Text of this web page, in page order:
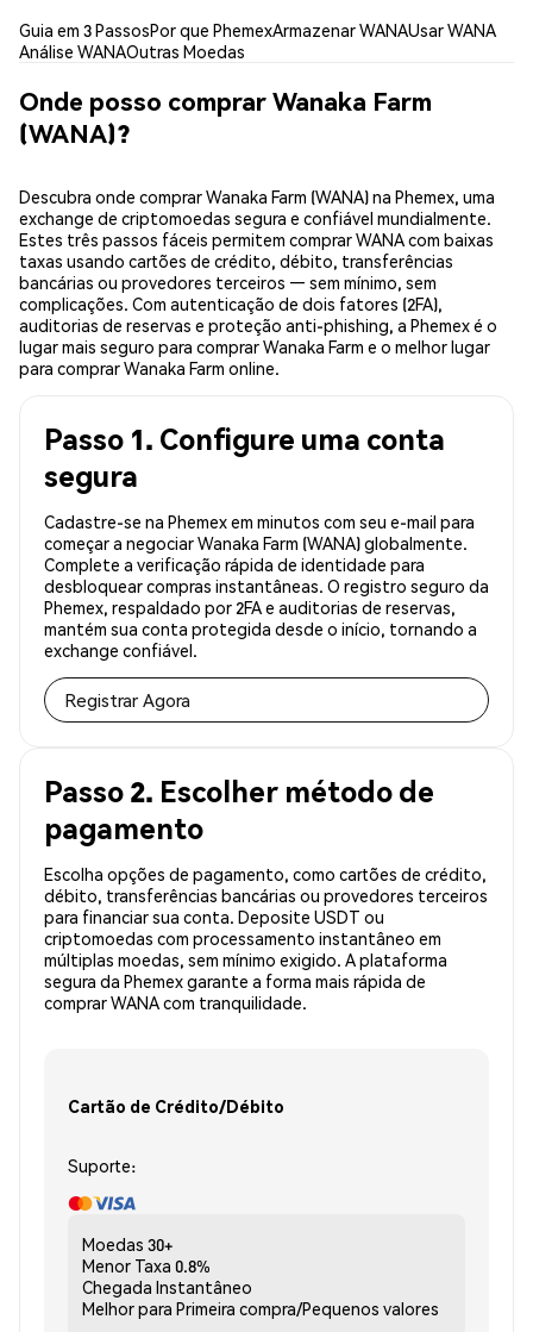
Guia em 3 PassosPor que PhemexArmazenar WANAUsar WANA
Análise WANAOutras Moedas
Onde posso comprar Wanaka Farm
(WANA)?
Descubra onde comprar Wanaka Farm (WANA) na Phemex, uma
exchange de criptomoedas segura e confiável mundialmente.
Estes três passos fáceis permitem comprar WANA com baixas
taxas usando cartões de crédito, débito, transferências
bancárias ou provedores terceiros — sem mínimo, sem
complicações. Com autenticação de dois fatores (2FA),
auditorias de reservas e proteção anti-phishing, a Phemex é o
lugar mais seguro para comprar Wanaka Farm e o melhor lugar
para comprar Wanaka Farm online.
Passo 1. Configure uma conta
segura
Cadastre-se na Phemex em minutos com seu e-mail para
começar a negociar Wanaka Farm (WANA) globalmente.
Complete a verificação rápida de identidade para
desbloquear compras instantâneas. O registro seguro da
Phemex, respaldado por 2FA e auditorias de reservas,
mantém sua conta protegida desde o início, tornando a
exchange confiável.
Registrar Agora
Passo 2. Escolher método de
pagamento
Escolha opções de pagamento, como cartões de crédito,
débito, transferências bancárias ou provedores terceiros
para financiar sua conta. Deposite USDT ou
criptomoedas com processamento instantâneo em
múltiplas moedas, sem mínimo exigido. A plataforma
segura da Phemex garante a forma mais rápida de
comprar WANA com tranquilidade.
Cartão de Crédito/Débito
Suporte:
Moedas 30+
Menor Taxa 0.8%
Chegada Instantâneo
Melhor para Primeira compra/Pequenos valores